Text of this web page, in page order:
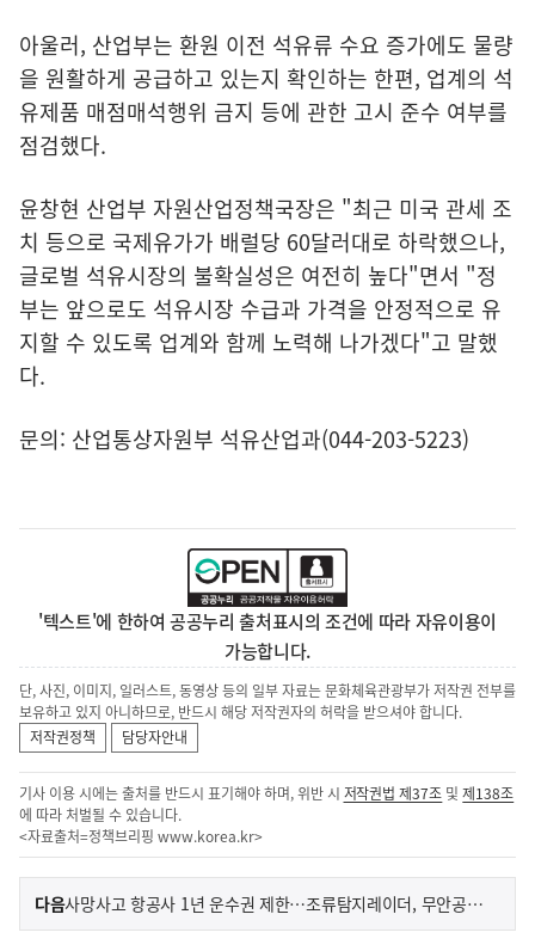
아울러, 산업부는 환원 이전 석유류 수요 증가에도 물량
을 원활하게 공급하고 있는지 확인하는 한편, 업계의 석
유제품 매점매석행위 금지 등에 관한 고시 준수 여부를
점검했다.
윤창현 산업부 자원산업정책국장은 "최근 미국 관세 조
치 등으로 국제유가가 배럴당 60달러대로 하락했으나,
글로벌 석유시장의 불확실성은 여전히 높다"면서 "정
부는 앞으로도 석유시장 수급과 가격을 안정적으로 유
지할 수 있도록 업계와 함께 노력해 나가겠다"고 말했
다.
문의: 산업통상자원부 석유산업과(044-203-5223)
'텍스트'에 한하여 공공누리 출처표시의 조건에 따라 자유이용이
가능합니다.
단, 사진, 이미지, 일러스트, 동영상 등의 일부 자료는 문화체육관광부가 저작권 전부를
보유하고 있지 아니하므로, 반드시 해당 저작권자의 허락을 받으셔야 합니다.
저작권정책
담당자안내
기사 이용 시에는 출처를 반드시 표기해야 하며, 위반 시 저작권법 제37조 및제138조
에 따라 처벌될 수 있습니다.
<자료출처=정책브리핑 www.korea.kr>
이
전
다음기
사
사망사고 항공사 1년 운수권 제한…조류탐지레이더, 무안공항 첫 도입